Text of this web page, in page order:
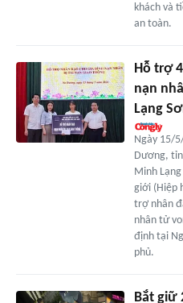
khách và
an toàn.
Hỗ trợ
nạn
Lạng
Ngày 15/
Dương,
Minh
giới (Hiệp
trợ nhân
nhân tử
định tại
phủ.
Bắt giữ